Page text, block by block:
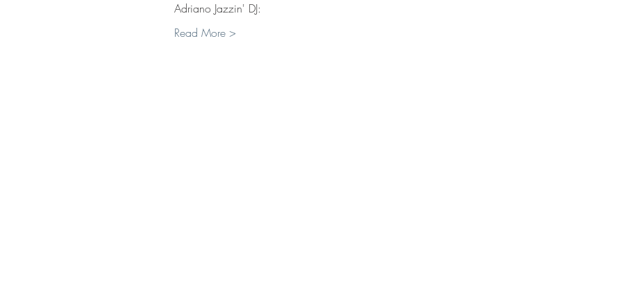
Adriano Jazzin' DJ:
Read More >